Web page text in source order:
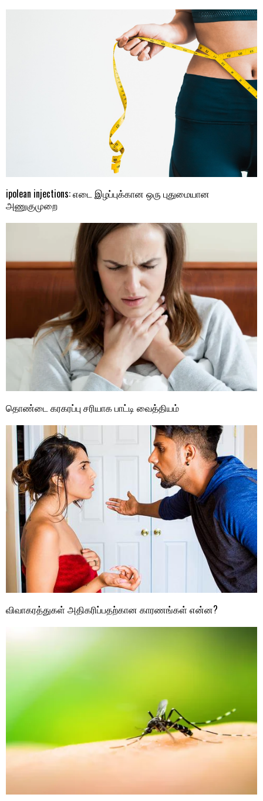
ipolean injections: எடை இழப்புக்கான ஒரு புதுமையான
அணுகுமுறை
தொண்டை கரகரப்பு சரியாக பாட்டி வைத்தியம்
விவாகரத்துகள் அதிகரிப்பதற்கான காரணங்கள் என்ன?